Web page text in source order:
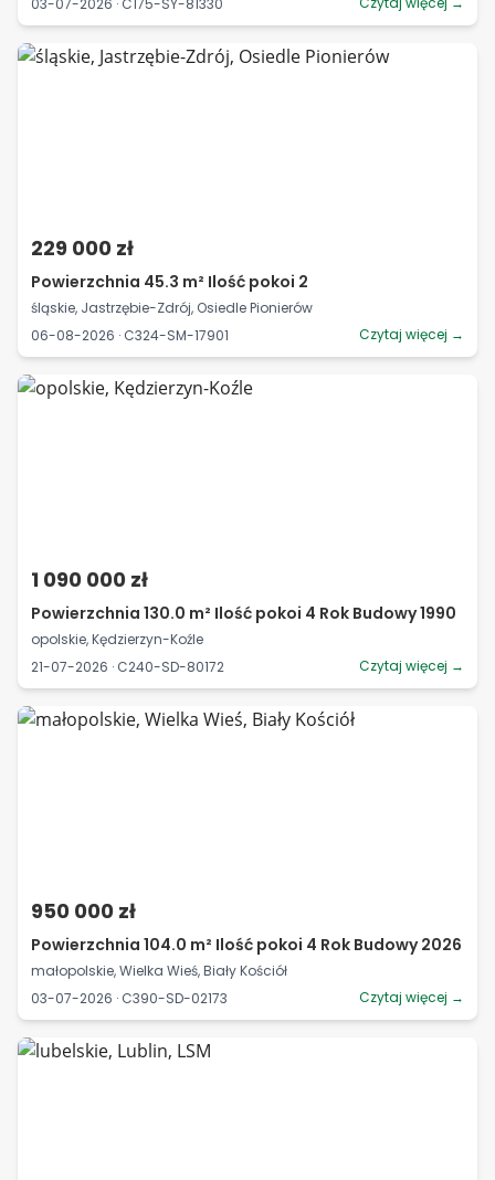
229 000 zł
Powierzchnia 45.3 m² Ilość pokoi 2
śląskie, Jastrzębie-Zdrój, Osiedle Pionierów
06-08-2026 · C324-SM-17901
Czytaj więcej →
1 090 000 zł
Powierzchnia 130.0 m² Ilość pokoi 4 Rok Budowy 1990
opolskie, Kędzierzyn-Koźle
21-07-2026 · C240-SD-80172
Czytaj więcej →
950 000 zł
Powierzchnia 104.0 m² Ilość pokoi 4 Rok Budowy 2026
małopolskie, Wielka Wieś, Biały Kościół
03-07-2026 · C390-SD-02173
Czytaj więcej →